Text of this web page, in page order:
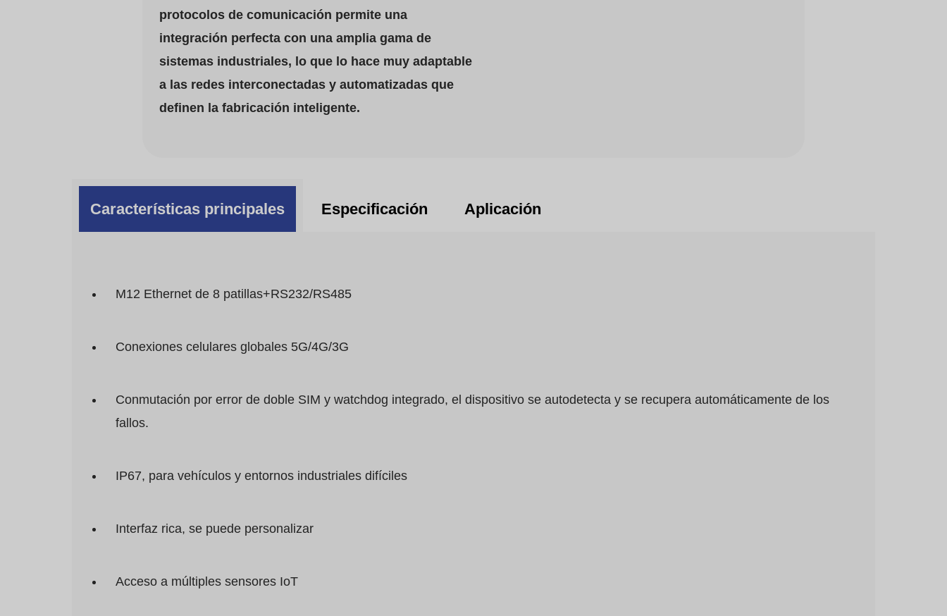
protocolos de comunicación permite una
integración perfecta con una amplia gama de
sistemas industriales, lo que lo hace muy adaptable
a las redes interconectadas y automatizadas que
definen la fabricación inteligente.
Características principales Especificación Aplicación
M12 Ethernet de 8 patillas+RS232/RS485
Conexiones celulares globales 5G/4G/3G
Conmutación por error de doble SIM y watchdog integrado, el dispositivo se autodetecta y se recupera automáticamente de los
fallos.
IP67, para vehículos y entornos industriales difíciles
Interfaz rica, se puede personalizar
Acceso a múltiples sensores IoT